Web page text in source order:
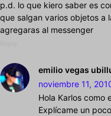
p.d. lo que kiero saber es
que salgan varios objetos a
agregaras al messenger
emilio vegas
noviembre 11,
Hola Karlos como
Explícame un